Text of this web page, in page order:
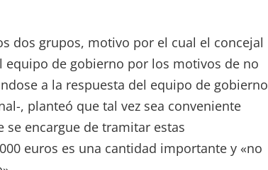
dos grupos, motivo por el cual el concejal
equipo de gobierno por los motivos de no
a la respuesta del equipo de gobierno
, planteó que tal vez sea conveniente
encargue de tramitar estas
euros es una cantidad importante y «no